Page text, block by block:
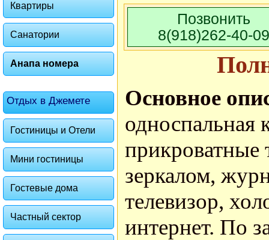
Квартиры
Санатории
Анапа номера
Отдых в Джемете
Гостиницы и Отели
Мини гостиницы
Гостевые дома
Частный сектор
Позвонить
8(918)262-40-09
Основное
односпальная
зеркалом,
телевизор,
интернет. По